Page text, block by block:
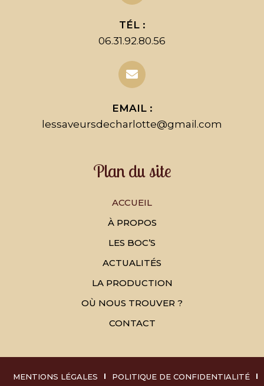
TÉL :
06.31.92.80.56
EMAIL :
lessaveursdecharlotte@gmail.com
Plan du site
ACCUEIL
À PROPOS
LES BOC’S
ACTUALITÉS
LA PRODUCTION
OÙ NOUS TROUVER ?
CONTACT
MENTIONS LÉGALES POLITIQUE DE CONFIDENTIALITÉ